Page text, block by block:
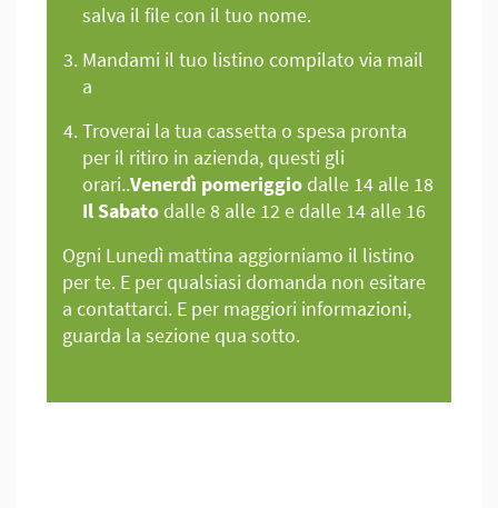
salva il file con il tuo nome.
Mandami il tuo listino compilato via mail
a
Troverai la tua cassetta o spesa pronta
per il ritiro in azienda, questi gli
orari..Venerdì pomeriggiodalle 14 alle 18
Il Sabatodalle 8 alle 12 e dalle 14 alle 16
Ogni Lunedì mattina aggiorniamo il listino
per te. E per qualsiasi domanda non esitare
a contattarci. E per maggiori informazioni,
guarda la sezione qua sotto.